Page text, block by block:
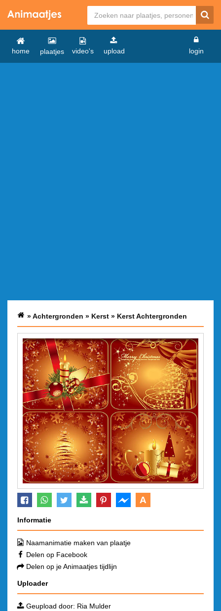
home plaatjes video's upload login
»Achtergronden » Kerst » Kerst Achtergronden
A
Informatie
Naamanimatie maken van plaatje
Delen op Facebook
Delen op je Animaatjes tijdlijn
Uploader
Geupload door: Ria Mulder